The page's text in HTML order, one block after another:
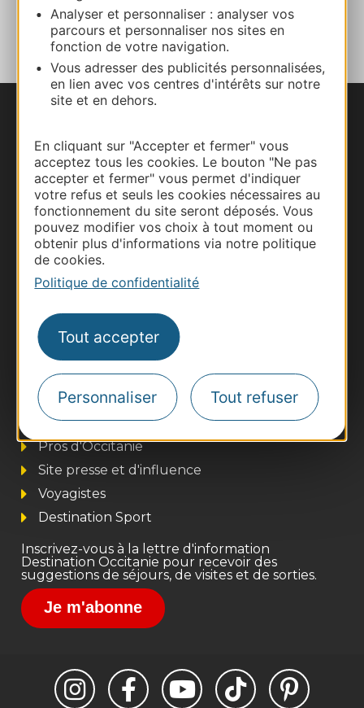
Analyser et personnaliser : analyser vos
parcours et personnaliser nos sites en
fonction de votre navigation.
Vous adresser des publicités personnalisées,
en lien avec vos centres d'intérêts sur notre
site et en dehors.
En cliquant sur "Accepter et fermer" vous
acceptez tous les cookies. Le bouton "Ne pas
accepter et fermer" vous permet d'indiquer
votre refus et seuls les cookies nécessaires au
fonctionnement du site seront déposés. Vous
pouvez modifier vos choix à tout moment ou
obtenir plus d'informations via notre politique
de cookies.
Politique de confidentialité
Tout accepter
Personnaliser Tout refuser
AJOUTER
AU CARNET
Carte interactive
Documentation
Thermalisme
Business/Mice
Pros d'Occitanie
Site presse et d'influence
Voyagistes
Destination Sport
Inscrivez-vous à la lettre d'information
Destination Occitanie pour recevoir des
suggestions de séjours, de visites et de sorties.
Je m'abonne